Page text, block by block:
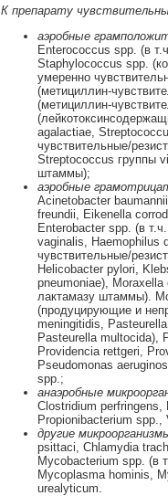
К препарату
аэробные
Enterococcus spp. (в
Staphylococcus spp.
умеренно
(метициллин-
(метициллин-
agalactiae,
чувствительные/
Streptococcus группы
штаммы);
аэробные
Acinetobacter
freundii, Eikenella
Enterobacter spp. (в
vaginalis, Haemophilus
чувствительные/
Helicobacter pylori,
pneumoniae),
лактамазу штаммы).
(продуцирующие и
meningitidis,
Pasteurella multocida),
Providencia rettgeri,
Pseudomonas
spp.;
анаэробные
Clostridium
Propionibacterium spp.,
другие
psittaci, Chlamydia
Mycobacterium spp. (в
Mycoplasma hominis,
urealyticum.